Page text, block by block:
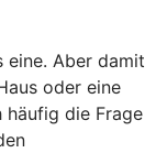
eine. Aber damit
oder eine
häufig die Frage